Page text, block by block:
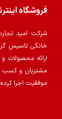
فروشگاه
شرکت امید
خانگی تاسیس
ارائه محصولات
مشتریان و کسب
موفقیت اجرا